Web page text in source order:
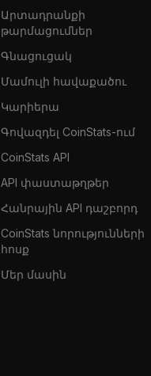
Արտադրանքի
թարմացումներ
Գնացուցակ
Մամուլի հավաքածու
Կարիերա
Գովազդել CoinStats-ում
CoinStats API
API փաստաթղթեր
Հանրային API դաշբորդ
CoinStats նորությունների
հոսք
Մեր մասին